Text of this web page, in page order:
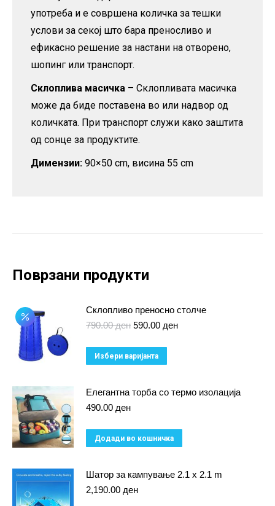
употреба и е совршена количка за тешки
услови за секој што бара преносливо и
ефикасно решение за настани на отворено,
шопинг или транспорт.
Склоплива масичка – Склопливата масичка
може да биде поставена во или надвор од
количката. При транспорт служи како заштита
од сонце за продуктите.
Димензии: 90×50 cm, висина 55 cm
Поврзани продукти
Склопливо преносно столче
790.00ден Original
was:
790.00 ден.
590.00 денCurrent
Избери варијанта
has
The
may
Елегантна торба со термо изолација
490.00 ден
Додади во кошничка
Шатор за кампување 2.1 x 2.1 m
2,190.00 ден